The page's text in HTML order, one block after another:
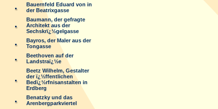
Bauernfeld Eduard von in
der Beatrixgasse
Baumann, der gefragte
Architekt aus der
Sechskrï¿½gelgasse
Bayros, der Maler aus der
Tongasse
Beethoven auf der
Landstraï¿½e
Beetz Wilhelm, Gestalter
der ï¿½ffentlichen
Bedï¿½rfnisanstalten in
Erdberg
Benatzky und das
Arenbergparkviertel